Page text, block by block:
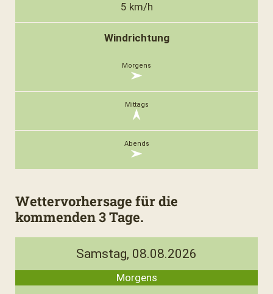
5 km/h
Windrichtung
Wettervorhersage für die
kommenden 3 Tage.
Samstag, 08.08.2026
Morgens